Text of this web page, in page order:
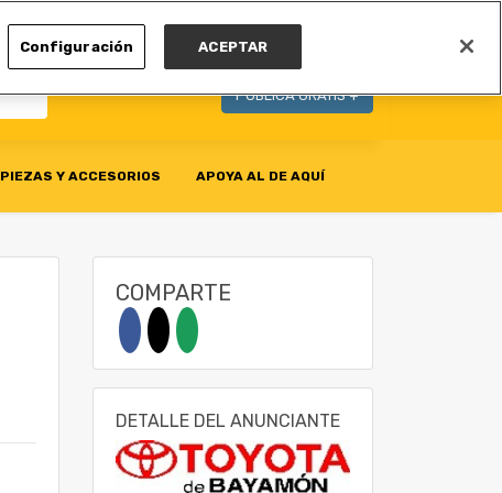
PUBLICA GRATIS +
PIEZAS Y ACCESORIOS APOYA AL DE AQUÍ
COMPARTE
DETALLE DEL ANUNCIANTE
Configuración ACEPTAR